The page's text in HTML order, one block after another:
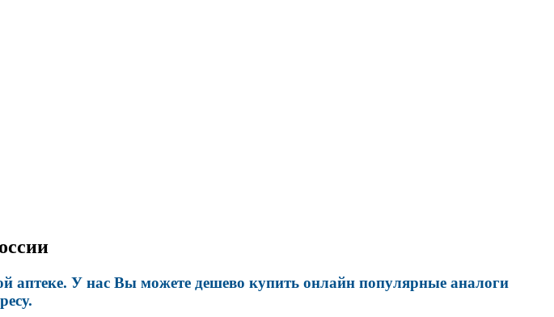
аптеке. У нас Вы можете дешево купить онлайн популярные аналоги